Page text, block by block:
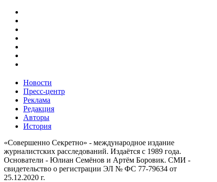
Новости
Пресс-центр
Реклама
Редакция
Авторы
История
«Совершенно Секретно» - международное издание
журналистских расследований. Издаётся с 1989 года.
Основатели - Юлиан Семёнов и Артём Боровик. CМИ -
свидетельство о регистрации ЭЛ № ФС 77-79634 от
25.12.2020 г.